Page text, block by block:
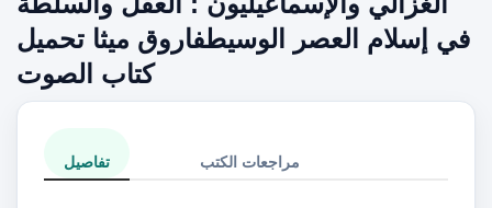
في إسلام العصر الوسيطفاروق ميثا تحميل
كتاب الصوت
تفاصيل مراجعات الكتب